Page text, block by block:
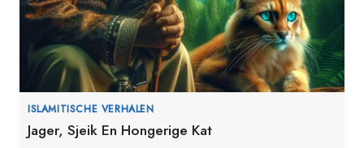
ISLAMITISCHE VERHALEN
Jager, Sjeik En Hongerige Kat